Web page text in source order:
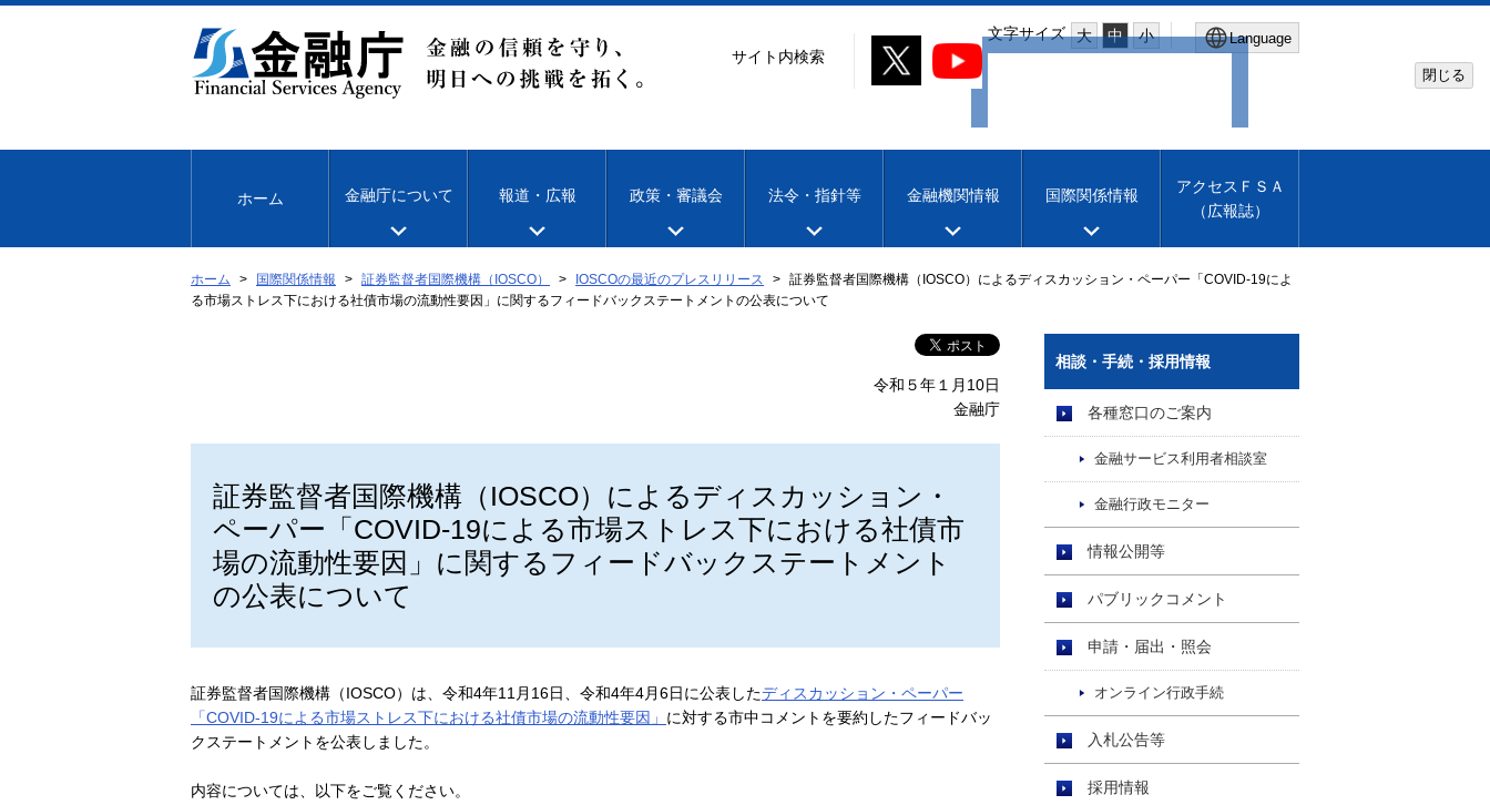
文
移
文字サイズ 大 中 小 Language
Machine translation
閉じる
サイト内検索
ホーム 金融庁について 報道・広報 政策・審議会 法令・指針等 金融機関情報 国際関係情報
アクセスＦＳＡ
（広報誌）
ホーム 国際関係情報 証券監督者国際機構（IOSCO） IOSCOの最近のプレスリリース
証券監督者国際機構（IOSCO）によるディスカッション・ペーパー「COVID-19によ
る市場ストレス下における社債市場の流動性要因」に関するフィードバックステートメントの公表について
令和５年１月10日
金融庁
証券監督者国際機構（IOSCO）によるディスカッション・
ペーパー「COVID-19による市場ストレス下における社債市
場の流動性要因」に関するフィードバックステートメント
の公表について
証券監督者国際機構（IOSCO）は、令和4年11月16日、令和4年4月6日に公表したディスカッション・ペーパー
「COVID-19による市場ストレス下における社債市場の流動性要因」 に対する市中コメントを要約したフィードバッ
クステートメントを公表しました。
内容については、以下をご覧ください。
相談・手続・採用情報
各種窓口のご案内
金融サービス利用者相談室
金融行政モニター
情報公開等
パブリックコメント
申請・届出・照会
オンライン行政手続
入札公告等
採用情報